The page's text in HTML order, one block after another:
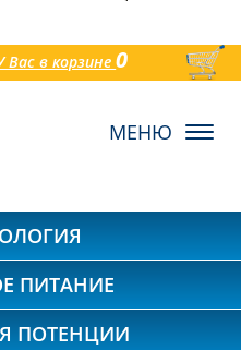
Вас в корзине0
товаров
ПИТАНИЕ
ПОТЕНЦИИ